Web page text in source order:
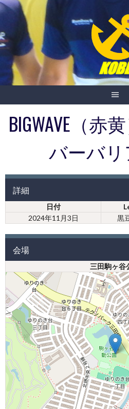
Skip
content
BIGWAVE（赤
バーバ
詳細
日付
2024年11月3日
黒
会場
三田駒ヶ谷